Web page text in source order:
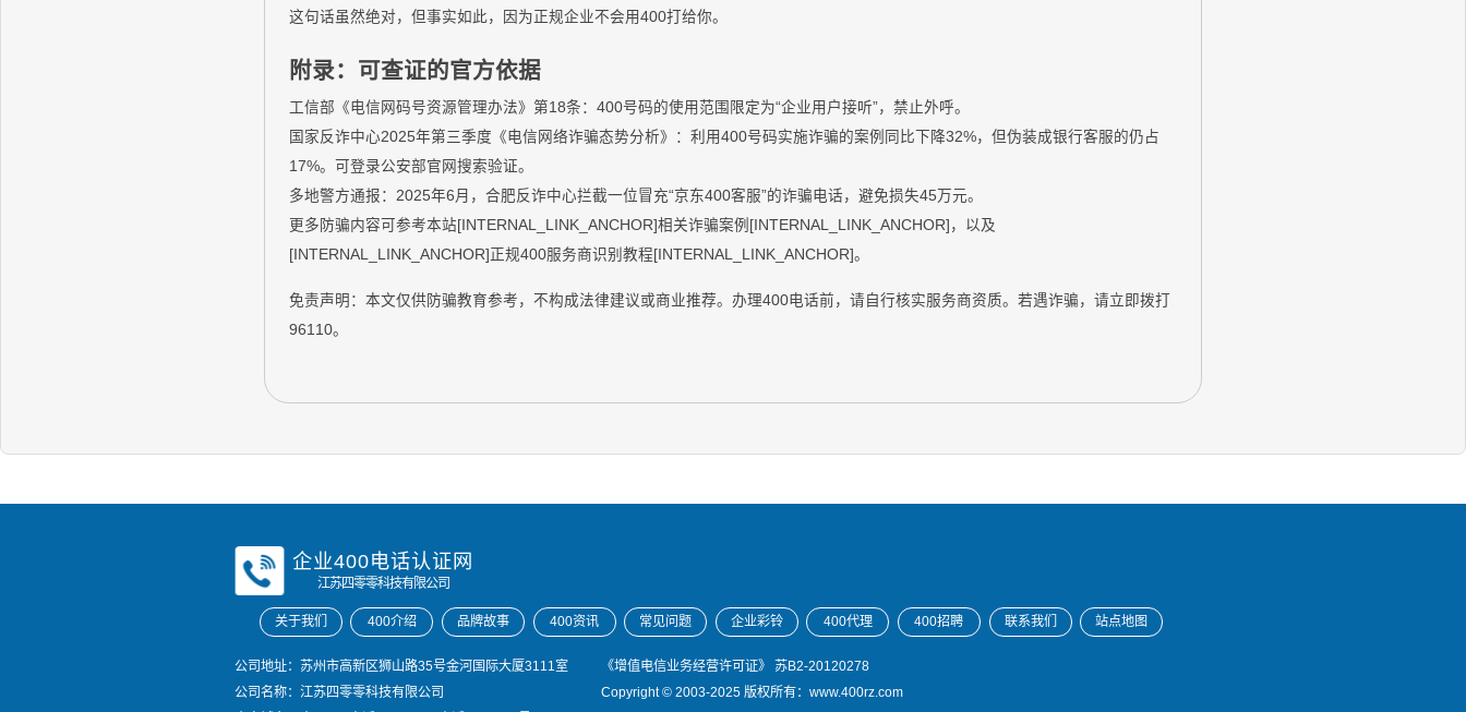
这句话虽然绝对，但事实如此，因为正规企业不会用400打给你。
附录：可查证的官方依据
工信部《电信网码号资源管理办法》第18条：400号码的使用范围限定为“企业用户接听”，禁止外呼。
国家反诈中心2025年第三季度《电信网络诈骗态势分析》：利用400号码实施诈骗的案例同比下降32%，但伪装成银行客服的仍占
17%。可登录公安部官网搜索验证。
多地警方通报：2025年6月，合肥反诈中心拦截一位冒充“京东400客服”的诈骗电话，避免损失45万元。
更多防骗内容可参考本站[INTERNAL_LINK_ANCHOR]相关诈骗案例[INTERNAL_LINK_ANCHOR]，以及
[INTERNAL_LINK_ANCHOR]正规400服务商识别教程[INTERNAL_LINK_ANCHOR]。
免责声明：本文仅供防骗教育参考，不构成法律建议或商业推荐。办理400电话前，请自行核实服务商资质。若遇诈骗，请立即拨打
96110。
企业400电话认证网
江苏四零零科技有限公司
关于我们 400介绍 品牌故事 400资讯 常见问题 企业彩铃 400代理 400招聘 联系我们 站点地图
公司地址：苏州市高新区狮山路35号金河国际大厦3111室
公司名称：江苏四零零科技有限公司
《增值电信业务经营许可证》
苏B2-20120278
Copyright © 2003-2025 版权所有：www.400rz.com